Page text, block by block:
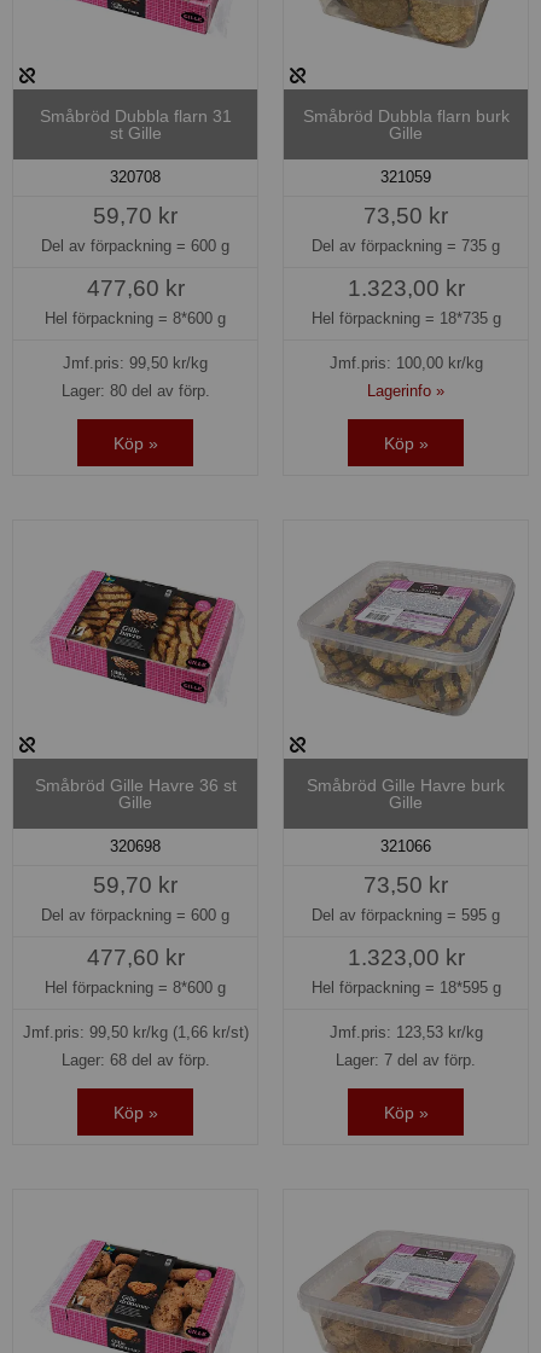
Småbröd Dubbla flarn 31
st Gille
320708
59,70 kr
Del av förpackning = 600 g
477,60 kr
Hel förpackning = 8*600 g
Jmf.pris: 99,50 kr/kg
Lager: 80 del av förp.
Köp »
Småbröd Dubbla flarn burk
Gille
321059
73,50 kr
Del av förpackning = 735 g
1.323,00 kr
Hel förpackning = 18*735 g
Jmf.pris: 100,00kr/kg
Lagerinfo »
Köp »
Småbröd Gille Havre 36 st
Gille
320698
59,70 kr
Del av förpackning = 600 g
477,60 kr
Hel förpackning = 8*600 g
Jmf.pris: 99,50kr/kg (1,66 kr/st)
Lager: 68 del av förp.
Köp »
Småbröd Gille Havre burk
Gille
321066
73,50 kr
Del av förpackning = 595 g
1.323,00 kr
Hel förpackning = 18*595 g
Jmf.pris: 123,53kr/kg
Lager: 7 del av förp.
Köp »